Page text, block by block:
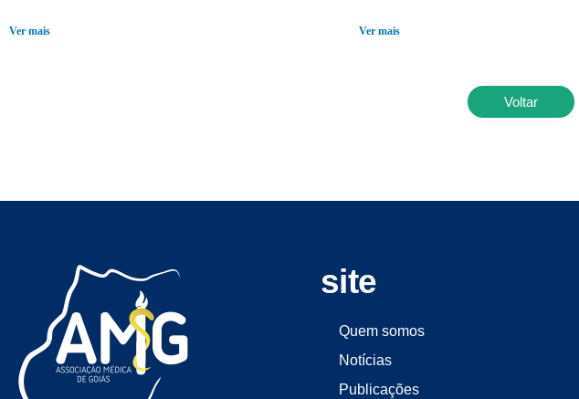
Ver mais Ver mais
Voltar
site
Quem somos
Notícias
Publicações